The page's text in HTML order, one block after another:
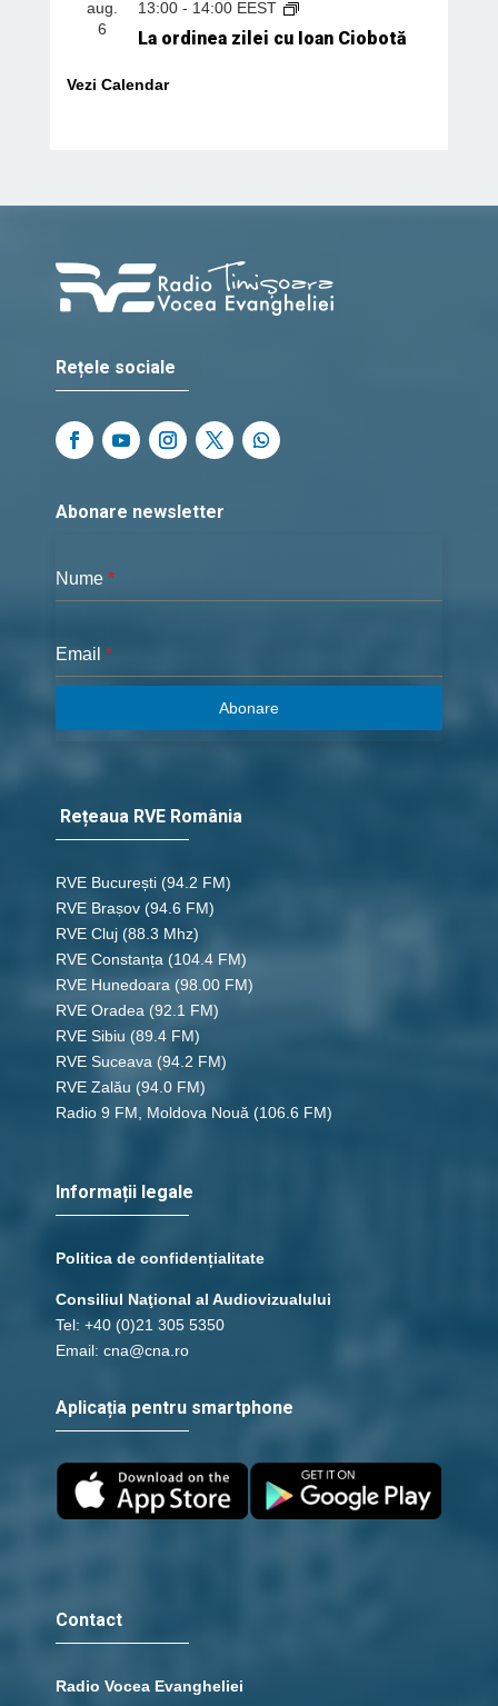
aug.
6
13:00- 14:00 EEST
La ordinea zilei cu Ioan Ciobotă
Vezi Calendar
Rețele sociale
Abonare newsletter
Nume *
Email *
Abonare
Rețeaua RVE România
RVE București (94.2 FM)
RVE Brașov (94.6 FM)
RVE Cluj (88.3 Mhz)
RVE Constanța (104.4 FM)
RVE Hunedoara (98.00 FM)
RVE Oradea (92.1 FM)
RVE Sibiu (89.4 FM)
RVE Suceava (94.2 FM)
RVE Zalău (94.0 FM)
Radio 9 FM, Moldova Nouă (106.6 FM)
Informații legale
Politica de confidențialitate
Consiliul Naţional al Audiovizualului
Tel: +40 (0)21 305 5350
Email: cna@cna.ro
Aplicația pentru smartphone
Contact
Radio Vocea Evangheliei